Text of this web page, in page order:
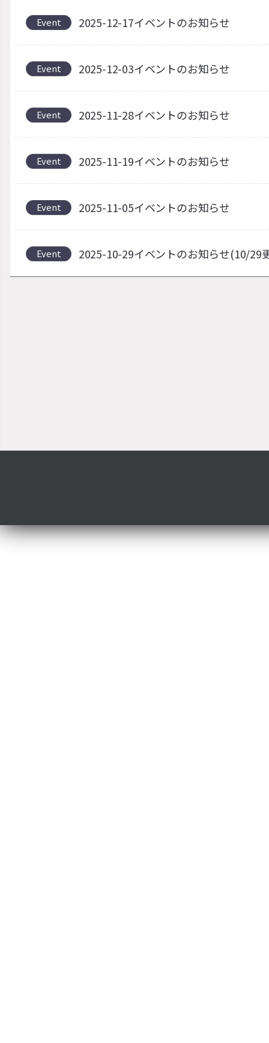
Event 2025-12-17イベントのお知らせ
Event 2025-12-03イベントのお知らせ
Event 2025-11-28イベントのお知らせ
Event 2025-11-19イベントのお知らせ
Event 2025-11-05イベントのお知らせ
Event 2025-10-29イベントのお知らせ(10/29